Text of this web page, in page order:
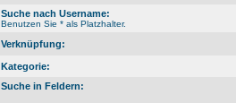
Suche nach Username:
Benutzen Sie * als Platzhalter.
Verknüpfung:
Kategorie:
Suche in Feldern: